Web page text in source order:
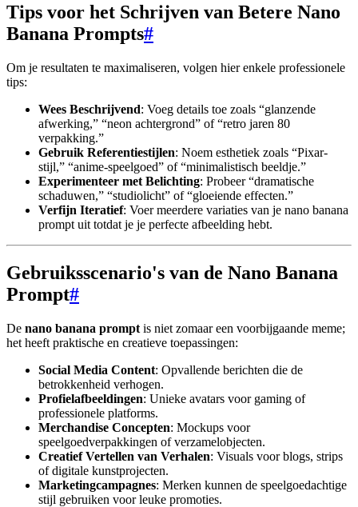
Tips voor het Schrijven van Betere Nano
Banana Prompts#
Om je resultaten te maximaliseren, volgen hier enkele professionele
tips:
Wees Beschrijvend: Voeg details toe zoals “glanzende
afwerking,” “neon achtergrond” of “retro jaren 80
verpakking.”
Gebruik Referentiestijlen: Noem esthetiek zoals “Pixar-
stijl,” “anime-speelgoed” of “minimalistisch beeldje.”
Experimenteer met Belichting: Probeer “dramatische
schaduwen,” “studiolicht” of “gloeiende effecten.”
Verfijn Iteratief: Voer meerdere variaties van je nano banana
prompt uit totdat je je perfecte afbeelding hebt.
Gebruiksscenario's van de Nano Banana
Prompt#
De nano banana prompt is niet zomaar een voorbijgaande meme;
het heeft praktische en creatieve toepassingen:
Social Media Content: Opvallende berichten die de
betrokkenheid verhogen.
Profielafbeeldingen: Unieke avatars voor gaming of
professionele platforms.
Merchandise Concepten: Mockups voor
speelgoedverpakkingen of verzamelobjecten.
Creatief Vertellen van Verhalen: Visuals voor blogs, strips
of digitale kunstprojecten.
Marketingcampagnes: Merken kunnen de speelgoedachtige
stijl gebruiken voor leuke promoties.